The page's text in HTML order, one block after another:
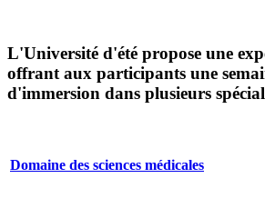
L'Université d'été propose une
offrant aux participants une
d'immersion dans plusieurs
Domaine des sciences médicales